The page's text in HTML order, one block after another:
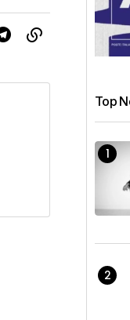
Top